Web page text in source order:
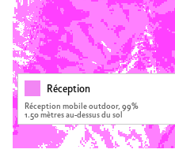
Réception
Réception mobile outdoor, 99%
1.50 mètres au-dessus du sol